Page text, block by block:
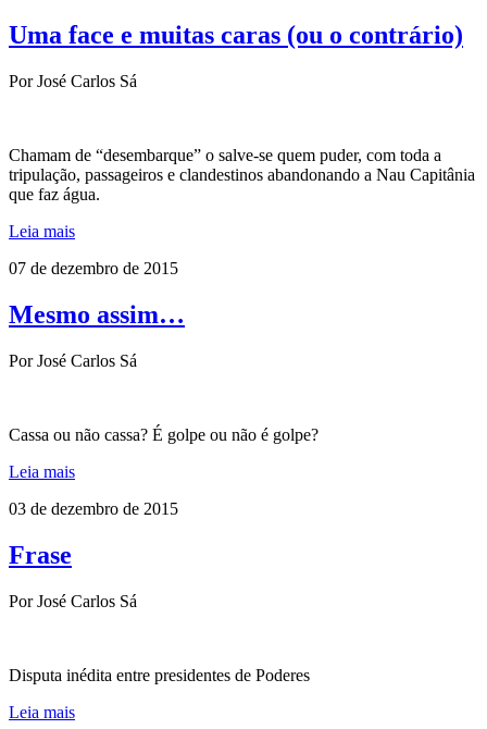
Uma face e muitas caras (ou o contrário)
Por José Carlos Sá
Chamam de “desembarque” o salve-se quem puder, com toda a
tripulação, passageiros e clandestinos abandonando a Nau Capitânia
que faz água.
Leia mais
07 de dezembro de 2015
Mesmo assim…
Por José Carlos Sá
Cassa ou não cassa? É golpe ou não é golpe?
Leia mais
03 de dezembro de 2015
Frase
Por José Carlos Sá
Disputa inédita entre presidentes de Poderes
Leia mais